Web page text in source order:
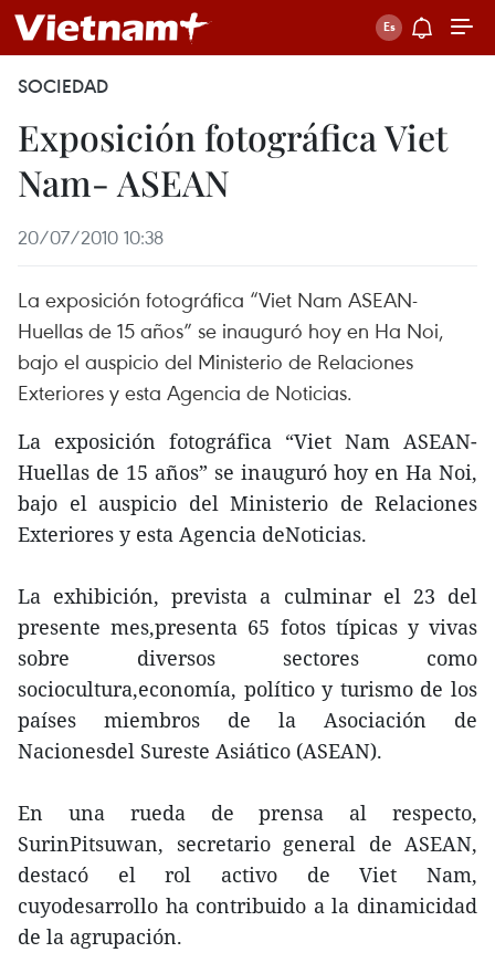
SOCIEDAD
Exposición fotográfica Viet
Nam- ASEAN
20/07/2010 10:38
La exposición fotográfica “Viet Nam ASEAN-
Huellas de 15 años” se inauguró hoy en Ha Noi,
bajo el auspicio del Ministerio de Relaciones
Exteriores y esta Agencia de Noticias.
La exposición fotográfica “Viet Nam ASEAN-
Huellas de 15 años” se inauguró hoy en Ha Noi,
bajo el auspicio del Ministerio de Relaciones
Exteriores y esta Agencia deNoticias.
La exhibición, prevista a culminar el 23 del
presente mes,presenta 65 fotos típicas y vivas
sobre diversos sectores como
sociocultura,economía, político y turismo de los
países miembros de la Asociación de
Nacionesdel Sureste Asiático (ASEAN).
En una rueda de prensa al respecto,
SurinPitsuwan, secretario general de ASEAN,
destacó el rol activo de Viet Nam,
cuyodesarrollo ha contribuido a la dinamicidad
de la agrupación.